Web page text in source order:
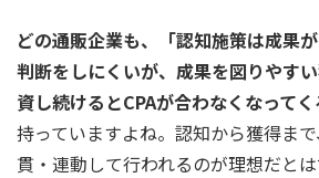
どの通販企業も、「認知施策は成果
判断をしにくいが、成果を図りやす
資し続けるとCPAが合わなくなって
持っていますよね。認知から獲得ま
貫・連動して行われるのが理想だと